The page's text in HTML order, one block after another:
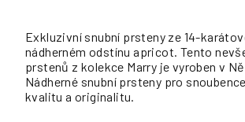
Exkluzivní snubní prsteny ze 14-
nádherném odstínu apricot. Tento
prstenů z kolekce Marry je vyroben v
Nádherné snubní prsteny pro
kvalitu a originalitu.